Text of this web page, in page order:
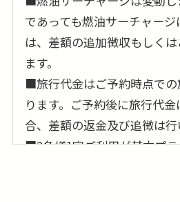
であっても燃油サーチャー
は、差額の追加徴収もしく
ます。
■旅行代金はご予約時点で
ります。ご予約後に旅行代
合、差額の返金及び追徴は行
■2名様1室ご利用が基本プ